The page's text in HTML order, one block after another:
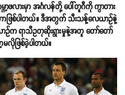
ဘာ့ဖလားမှာ အင်္ဂလန်တို့ ပေါ်တူဂီကို ကွာတား
တာဖြစ်ပါတယ်။ ဒီအတွက် သီးသန့်လေယာဥ်နဲ့
ာဥ်က ရာသီဥတုဆိုးရွားမှုနဲ့အတူ တော်တော်
မလိုဖြစ်ခဲ့ပါတယ်။